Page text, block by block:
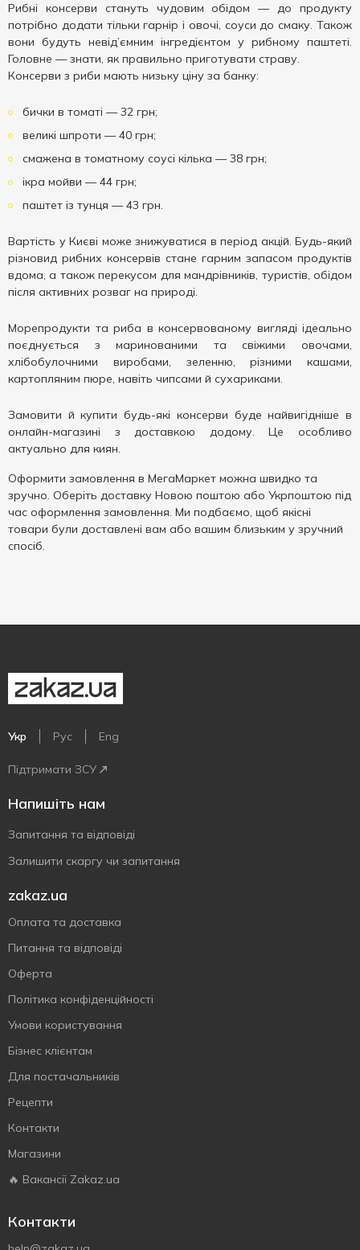
Рибні консерви стануть чудовим обідом — до продукту
потрібно додати тільки гарнір і овочі, соуси до смаку. Також
вони будуть невід’ємним інгредієнтом у рибному паштеті.
Головне — знати, як правильно приготувати страву.
Консерви з риби мають низьку ціну за банку:
бички в томаті — 32 грн;
великі шпроти — 40 грн;
смажена в томатному соусі кілька — 38 грн;
ікра мойви — 44 грн;
паштет із тунця — 43 грн.
Вартість у Києві може знижуватися в період акцій. Будь-який
різновид рибних консервів стане гарним запасом продуктів
вдома, а також перекусом для мандрівників, туристів, обідом
після активних розваг на природі.
Морепродукти та риба в консервованому вигляді ідеально
поєднується з маринованими та свіжими овочами,
хлібобулочними виробами, зеленню, різними кашами,
картопляним пюре, навіть чипсами й сухариками.
Замовити й купити будь-які консерви буде найвигідніше в
онлайн-магазині з доставкою додому. Це особливо
актуально для киян.
Оформити замовлення в МегаМаркет можна швидко та
зручно. Оберіть доставку Новою поштою або Укрпоштою під
час оформлення замовлення. Ми подбаємо, щоб якісні
товари були доставлені вам або вашим близьким у зручний
спосіб.
Укр Рус Eng
Підтримати ЗСУ
Напишіть нам
Запитання та відповіді
Залишити скаргу чи запитання
zakaz.ua
Оплата та доставка
Питання та відповіді
Оферта
Політика конфіденційності
Умови користування
Бізнес клієнтам
Для постачальників
Рецепти
Контакти
Магазини
🔥 Вакансії Zakaz.ua
Контакти